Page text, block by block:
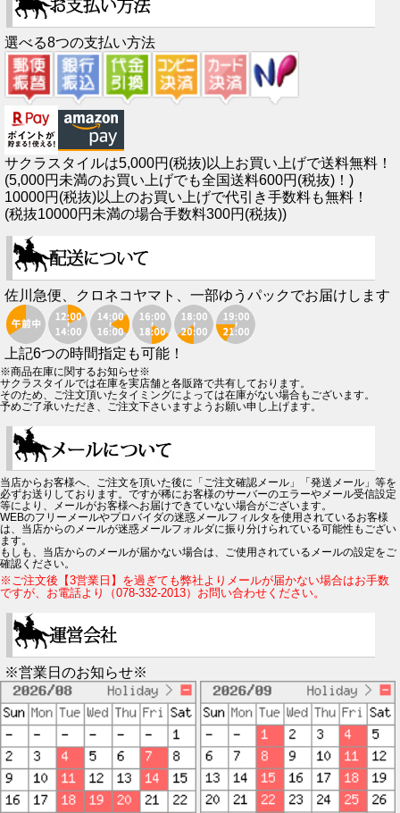
選べる8つの支払い方法
サクラスタイルは5,000円(税抜)以上お買い上げで送料無料！
(5,000円未満のお買い上げでも全国送料600円(税抜)！)
10000円(税抜)以上のお買い上げで代引き手数料も無料！
(税抜10000円未満の場合手数料300円(税抜))
佐川急便、クロネコヤマト、一部ゆうパックでお届けします
上記6つの時間指定も可能！
※商品在庫に関するお知らせ※
サクラスタイルでは在庫を実店舗と各販路で共有しております。
そのため、ご注文頂いたタイミングによっては在庫がない場合もございます。
予めご了承いただき、ご注文下さいますようお願い申し上げます。
当店からお客様へ、ご注文を頂いた後に「ご注文確認メール」「発送メール」等を
必ずお送りしております。ですが稀にお客様のサーバーのエラーやメール受信設定
等により、メールがお客様へお届けできていない場合がございます。
WEBのフリーメールやプロバイダの迷惑メールフィルタを使用されているお客様
は、当店からのメールが迷惑メールフォルダに振り分けられている可能性もござい
ます。
もしも、当店からのメールが届かない場合は、ご使用されているメールの設定をご
確認ください。
※ご注文後【3営業日】を過ぎても弊社よりメールが届かない場合はお手数
ですが、お電話より（078-332-2013）お問い合わせください。
※営業日のお知らせ※